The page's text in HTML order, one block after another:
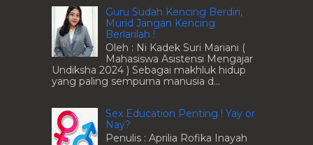
Guru Sudah Kencing Berdiri,
Murid Jangan Kencing
Berlarilah !
Oleh : Ni Kadek Suri Mariani (
Mahasiswa Asistensi Mengajar
Undiksha 2024 ) Sebagai makhluk hidup
yang paling sempurna manusia d...
Sex Education Penting ! Yay or
Nay?
Penulis : Aprilia Rofika Inayah